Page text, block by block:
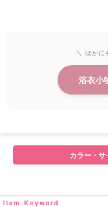
＼ ほかに
浴衣小
カラー・